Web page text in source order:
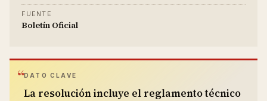
FUENTE
Boletín Oficial
DATO CLAVE
La resolución incluye el reglamento técnico